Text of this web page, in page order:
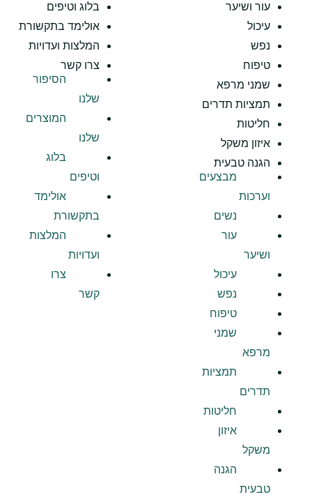
עור ושיער
עיכול
נפש
טיפוח
שמני מרפא
תמציות תדרים
חליטות
איזון משקל
הגנה טבעית
מבצעים
וערכות
נשים
עור
ושיער
עיכול
נפש
טיפוח
שמני
מרפא
תמציות
תדרים
חליטות
איזון
משקל
הגנה
טבעית
בלוג וטיפים
אולימד בתקשורת
המלצות ועדויות
צרו קשר
הסיפור
שלנו
המוצרים
שלנו
בלוג
וטיפים
אולימד
בתקשורת
המלצות
ועדויות
צרו
קשר